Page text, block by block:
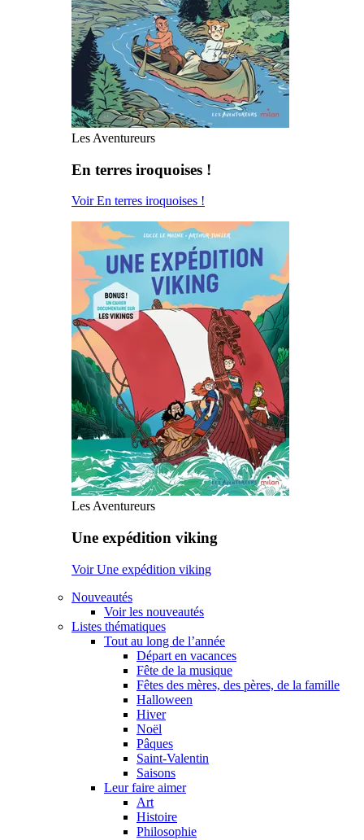
Les Aventureurs
En terres iroquoises !
Voir En terres iroquoises !
Les Aventureurs
Une expédition viking
Voir Une expédition viking
Nouveautés
Voir les nouveautés
Listes thématiques
Tout au long de l’année
Départ en vacances
Fête de la musique
Fêtes des mères, des pères, de la famille
Halloween
Hiver
Noël
Pâques
Saint-Valentin
Saisons
Leur faire aimer
Art
Histoire
Philosophie